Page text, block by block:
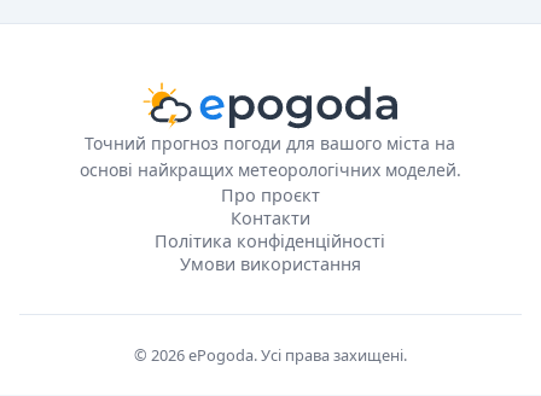
Точний прогноз погоди для вашого міста на
основі найкращих метеорологічних моделей.
Про проєкт
Контакти
Політика конфіденційності
Умови використання
© 2026 ePogoda. Усі права захищені.